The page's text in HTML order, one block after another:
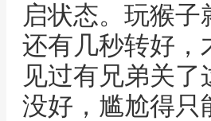
启状态。玩猴
还有几秒转好，
见过有兄弟关
没好，尴尬得只